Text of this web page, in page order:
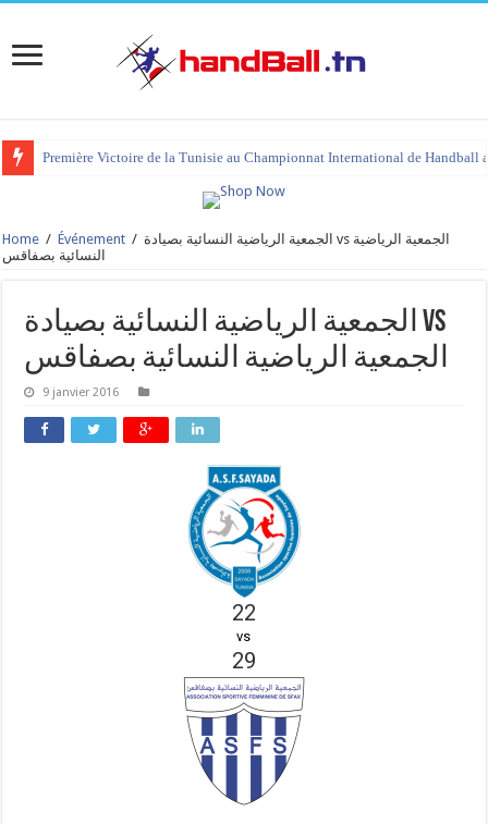
Première Victoire de la Tunisie au Championnat International de Handball
Home / Événement / الجمعية الرياضية النسائية بصيادة vs الجمعية الرياضية
النسائية بصفاقس
الجمعية الرياضية النسائية بصيادة vs
الجمعية الرياضية النسائية بصفاقس
9 janvier 2016
22
vs
29